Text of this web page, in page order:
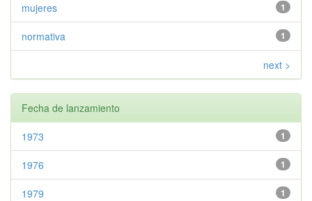
1
mujeres
1
normativa
next >
Fecha de lanzamiento
1
1973
1
1976
1
1979